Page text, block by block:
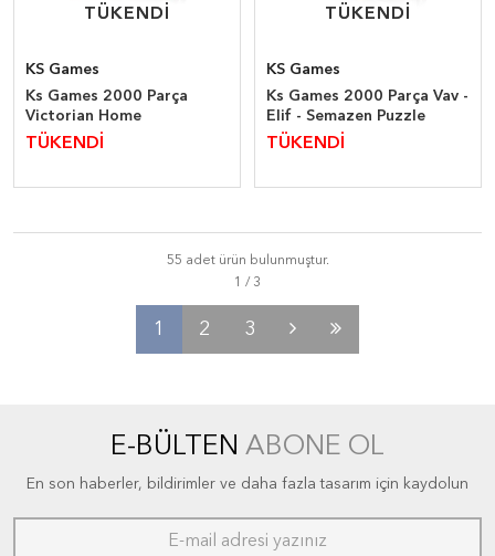
TÜKENDİ
TÜKENDİ
KS Games
Ks Games 2000 Parça
Victorian Home
TÜKENDİ
TÜKENDİ
TÜKENDİ
KS Games
Ks Games 2000 Parça Vav -
Elif - Semazen Puzzle
TÜKENDİ
55 adet ürün bulunmuştur.
1 2 3
E-BÜLTEN ABONE OL
En son haberler, bildirimler ve daha fazla tasarım için kaydolun